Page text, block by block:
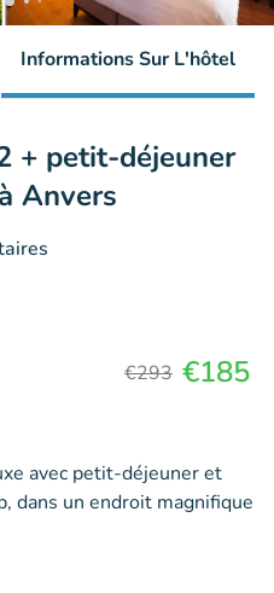
Informations Sur L'hôtel
+ petit-déjeuner
Anvers
€293 €185
avec petit-déjeuner et
dans un endroit magnifique